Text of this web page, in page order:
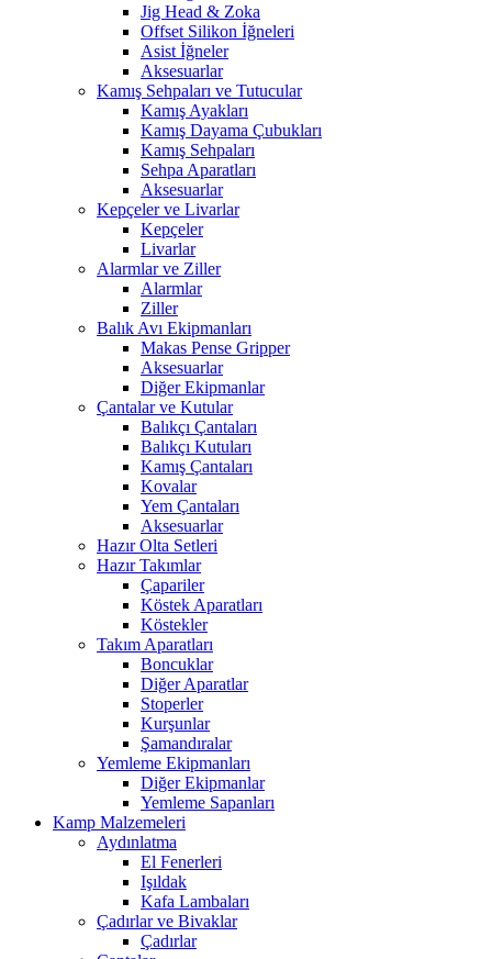
Jig Head & Zoka
Offset Silikon İğneleri
Asist İğneler
Aksesuarlar
Kamış Sehpaları ve Tutucular
Kamış Ayakları
Kamış Dayama Çubukları
Kamış Sehpaları
Sehpa Aparatları
Aksesuarlar
Kepçeler ve Livarlar
Kepçeler
Livarlar
Alarmlar ve Ziller
Alarmlar
Ziller
Balık Avı Ekipmanları
Makas Pense Gripper
Aksesuarlar
Diğer Ekipmanlar
Çantalar ve Kutular
Balıkçı Çantaları
Balıkçı Kutuları
Kamış Çantaları
Kovalar
Yem Çantaları
Aksesuarlar
Hazır Olta Setleri
Hazır Takımlar
Çapariler
Köstek Aparatları
Köstekler
Takım Aparatları
Boncuklar
Diğer Aparatlar
Stoperler
Kurşunlar
Şamandıralar
Yemleme Ekipmanları
Diğer Ekipmanlar
Yemleme Sapanları
Kamp Malzemeleri
Aydınlatma
El Fenerleri
Işıldak
Kafa Lambaları
Çadırlar ve Bivaklar
Çadırlar